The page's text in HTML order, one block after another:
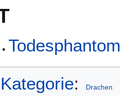
Kategorie: Drachen